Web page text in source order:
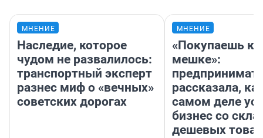
МНЕНИЕ
Наследие, которое
чудом не развалилось:
транспортный эксперт
разнес миф о «вечных»
советских дорогах
МНЕНИЕ
«Покупаешь
мешке»:
рассказала,
самом деле
бизнес со
дешевых